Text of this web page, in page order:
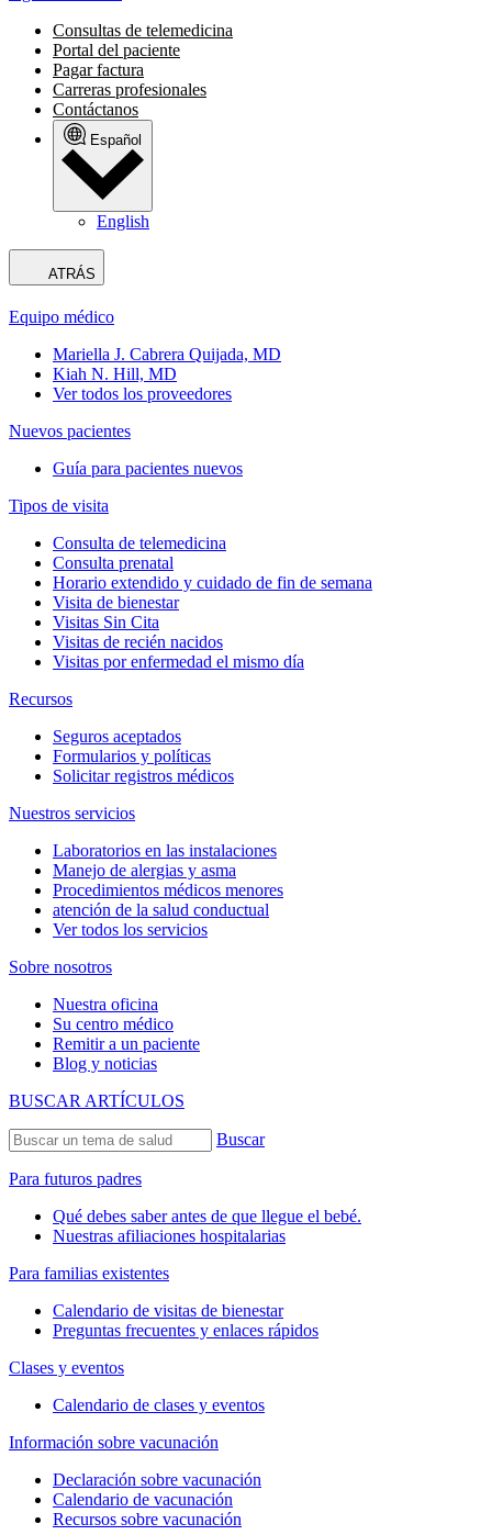
Consultas de telemedicina
Portal del paciente
Pagar factura
Carreras profesionales
Contáctanos
Español
English
ATRÁS
Equipo médico
Mariella J. Cabrera Quijada, MD
Kiah N. Hill, MD
Ver todos los proveedores
Nuevos pacientes
Guía para pacientes nuevos
Tipos de visita
Consulta de telemedicina
Consulta prenatal
Horario extendido y cuidado de fin de semana
Visita de bienestar
Visitas Sin Cita
Visitas de recién nacidos
Visitas por enfermedad el mismo día
Recursos
Seguros aceptados
Formularios y políticas
Solicitar registros médicos
Nuestros servicios
Laboratorios en las instalaciones
Manejo de alergias y asma
Procedimientos médicos menores
atención de la salud conductual
Ver todos los servicios
Sobre nosotros
Nuestra oficina
Su centro médico
Remitir a un paciente
Blog y noticias
BUSCAR ARTÍCULOS
Buscar
Para futuros padres
Qué debes saber antes de que llegue el bebé.
Nuestras afiliaciones hospitalarias
Para familias existentes
Calendario de visitas de bienestar
Preguntas frecuentes y enlaces rápidos
Clases y eventos
Calendario de clases y eventos
Información sobre vacunación
Declaración sobre vacunación
Calendario de vacunación
Recursos sobre vacunación